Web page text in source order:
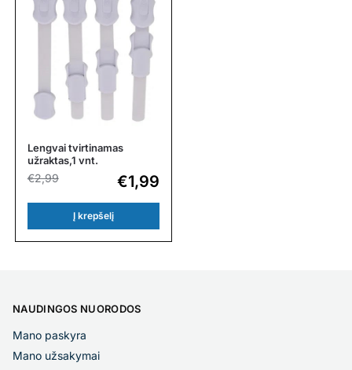
Lengvai tvirtinamas
užraktas,1 vnt.
€2,99 €1,99
Į krepšelį
NAUDINGOS NUORODOS
Mano paskyra
Mano užsakymai